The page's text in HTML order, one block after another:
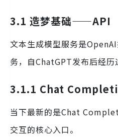
3.1 造梦基础——API
文本生成模型服务是
务，自ChatGPT发布后经历
3.1.1 Chat
当下最新的是Chat
交互的核心入口。